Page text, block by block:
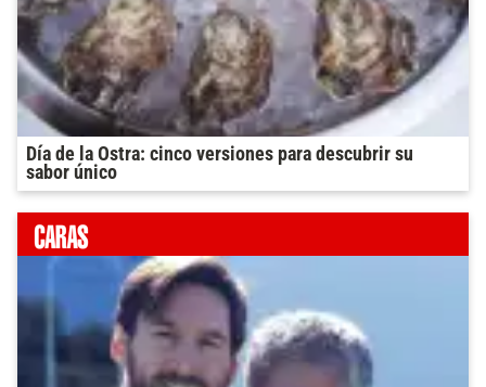
Día de la Ostra: cinco versiones para descubrir su
sabor único